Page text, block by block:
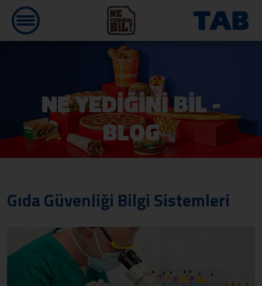
NE YEDİĞİNİ BİL -
BLOG
Gıda Güvenliği Bilgi Sistemleri